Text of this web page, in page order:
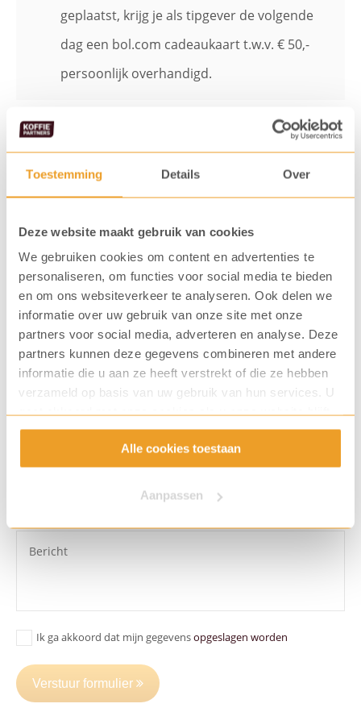
Toestemming Details Over
Deze website maakt gebruik van cookies
We gebruiken cookies om content en advertenties te
personaliseren, om functies voor social media te bieden
en om ons websiteverkeer te analyseren. Ook delen we
informatie over uw gebruik van onze site met onze
partners voor social media, adverteren en analyse. Deze
partners kunnen deze gegevens combineren met andere
informatie die u aan ze heeft verstrekt of die ze hebben
verzameld op basis van uw gebruik van hun services. U
gaat akkoord met onze cookies als u onze website blijft
gebruiken.
Alle cookies toestaan
Aanpassen
geplaatst, krijg je als tipgever de volgende
dag een bol.com cadeaukaart t.w.v. € 50,-
persoonlijk overhandigd.
Doe mee met de bol.com actie
Ik ga akkoord dat mijn gegevensopgeslagen worden
Verstuur formulier